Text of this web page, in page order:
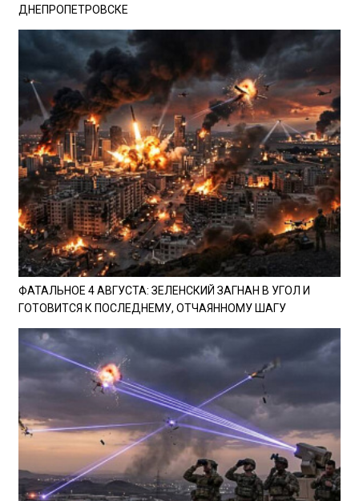
ДНЕПРОПЕТРОВСКЕ
ФАТАЛЬНОЕ 4 АВГУСТА: ЗЕЛЕНСКИЙ ЗАГНАН В УГОЛ И
ГОТОВИТСЯ К ПОСЛЕДНЕМУ, ОТЧАЯННОМУ ШАГУ